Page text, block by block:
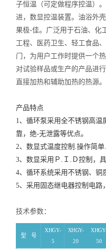
子恒温（可定做程序控温）
进，数显控温装置。油浴外
果极-佳。 广泛用于石油、化
工程、医药卫生、轻工食品
门，为用户工作时提供一个
对试验样品或生产的产品进
直接加热和辅助加热的热源。
产品特点
1、循环泵采用全不锈钢高温
靠，绝-无泄露等优点。
2、数显式温度控制 .操作简单
3、数显采用Ｐ Ｉ
Ｄ控制，
4、循环系统采用不锈钢、铜
5、采用固态继电器控制电路
技术参数：
型 号
XHGY-
5
XHGY-
20
50